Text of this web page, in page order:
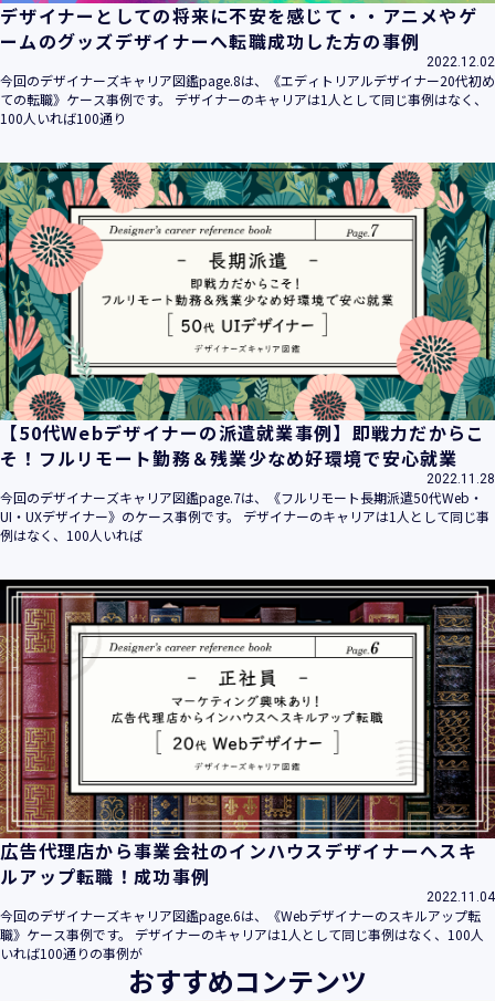
デザイナーとしての将来に不安を感じて・・アニメやゲ
ームのグッズデザイナーへ転職成功した方の事例
2022.12.02
今回のデザイナーズキャリア図鑑page.8は、《エディトリアルデザイナー20代初め
ての転職》ケース事例です。 デザイナーのキャリアは1人として同じ事例はなく、
100人いれば100通り
【50代Webデザイナーの派遣就業事例】即戦力だからこ
そ！フルリモート勤務＆残業少なめ好環境で安心就業
2022.11.28
今回のデザイナーズキャリア図鑑page.7は、《フルリモート長期派遣50代Web・
UI・UXデザイナー》のケース事例です。 デザイナーのキャリアは1人として同じ事
例はなく、100人いれば
広告代理店から事業会社のインハウスデザイナーへスキ
ルアップ転職！成功事例
2022.11.04
今回のデザイナーズキャリア図鑑page.6は、《Webデザイナーのスキルアップ転
職》ケース事例です。 デザイナーのキャリアは1人として同じ事例はなく、100人
いれば100通りの事例が
おすすめコンテンツ